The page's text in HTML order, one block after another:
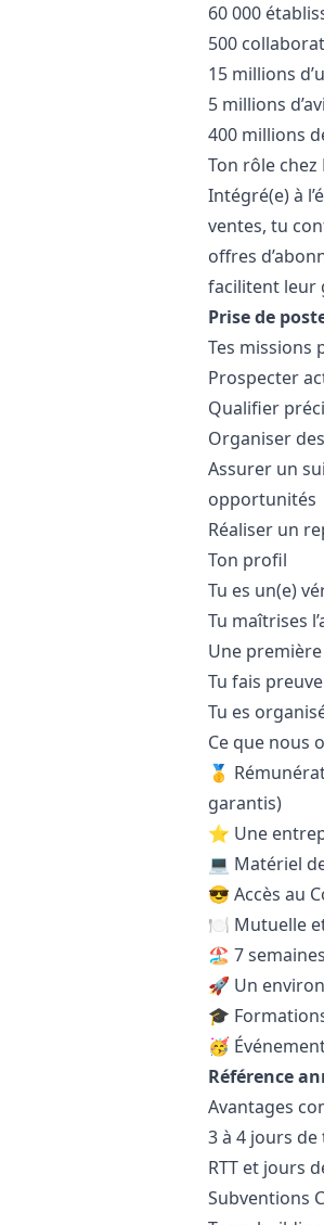
60 000
500
15 millions
5 millions
400 millions
Ton rôle chez
Intégré(e) à
ventes, tu
offres
facilitent leur
Prise de
Tes missions
Prospecter
Qualifier
Organiser
Assurer un
opportunités
Réaliser un
Ton profil
Tu es un(e)
Tu maîtrises
Une
Tu fais
Tu es
Ce que nous
🥇
garantis)
⭐️ Une
💻 Matériel
😎 Accès au
🍽️ Mutuelle
🏖️ 7
🚀 Un
🎓
🥳
Référence
Avantages
3 à 4 jours
RTT et jours
Subventions